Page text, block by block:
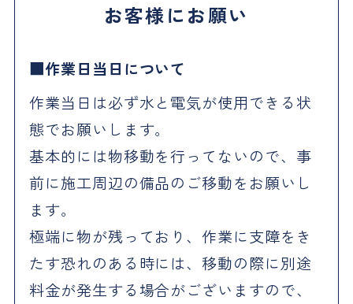
お客様にお願い
作業日当日について
作業当日は必ず水と電気が使用できる状
態でお願いします。
基本的には物移動を行ってないので、事
前に施工周辺の備品のご移動をお願いし
ます。
極端に物が残っており、作業に支障をき
たす恐れのある時には、移動の際に別途
料金が発生する場合がございますので、